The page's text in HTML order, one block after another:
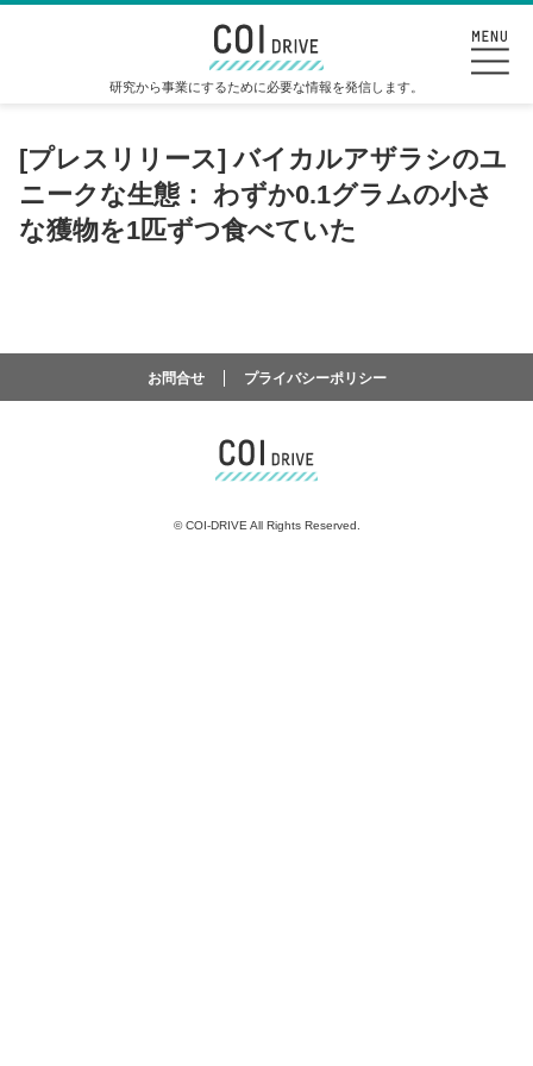
研究から事業にするために必要な情報を発信します。
[プレスリリース] バイカルアザラシのユ
ニークな生態： わずか0.1グラムの小さ
な獲物を1匹ずつ食べていた
お問合せ プライバシーポリシー
©COI-DRIVE All Rights Reserved.